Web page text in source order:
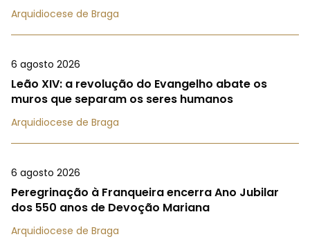
Arquidiocese de Braga
6 agosto 2026
Leão XIV: a revolução do Evangelho abate os
muros que separam os seres humanos
Arquidiocese de Braga
6 agosto 2026
Peregrinação à Franqueira encerra Ano Jubilar
dos 550 anos de Devoção Mariana
Arquidiocese de Braga